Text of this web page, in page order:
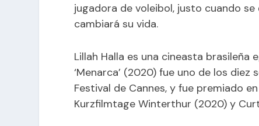
jugadora de voleibol, justo cuando
cambiará su vida.
Lillah Halla es una cineasta brasileña
‘Menarca’ (2020) fue uno de los
Festival de Cannes, y fue premiado
Kurzfilmtage Winterthur (2020) y